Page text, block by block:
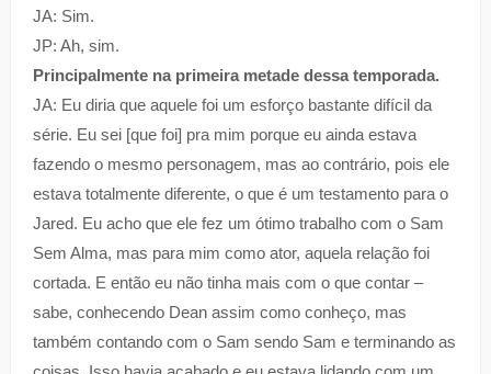
JA: Sim.
JP: Ah, sim.
Principalmente na primeira metade dessa temporada.
JA: Eu diria que aquele foi um esforço bastante difícil da
série. Eu sei [que foi] pra mim porque eu ainda estava
fazendo o mesmo personagem, mas ao contrário, pois ele
estava totalmente diferente, o que é um testamento para o
Jared. Eu acho que ele fez um ótimo trabalho com o Sam
Sem Alma, mas para mim como ator, aquela relação foi
cortada. E então eu não tinha mais com o que contar –
sabe, conhecendo Dean assim como conheço, mas
também contando com o Sam sendo Sam e terminando as